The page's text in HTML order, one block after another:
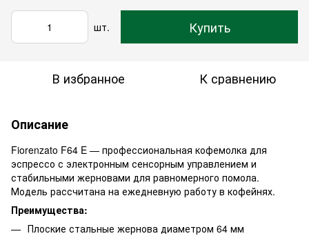
шт. Купить
В избранное К сравнению
Описание
Fiorenzato F64 E — профессиональная кофемолка для
эспрессо с электронным сенсорным управлением и
стабильными жерновами для равномерного помола.
Модель рассчитана на ежедневную работу в кофейнях.
Преимущества:
Плоские стальные жернова диаметром 64 мм